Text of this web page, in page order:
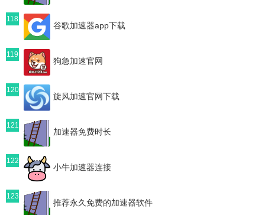
118
谷歌加速器app下载
119
狗急加速官网
120
旋风加速官网下载
121
加速器免费时长
122
小牛加速器连接
123
推荐永久免费的加速器软件